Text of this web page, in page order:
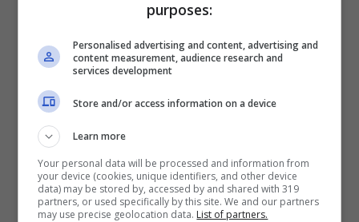
Ciliegi in fiore a Tokyo (Notizie Turistiche dal Tokyo
Tourism Representative, Milan Office)
Se avete in programma di visitare Tokyo in
purposes:
Personalised advertising and content, advertising and
content measurement, audience research and
services development
Store and/or access information on a device
Learn more
Your personal data will be processed and information from
your device (cookies, unique identifiers, and other device
data) may be stored by, accessed by and shared with 319
partners, or used specifically by this site. We and our partners
may use precise geolocation data. List of partners.